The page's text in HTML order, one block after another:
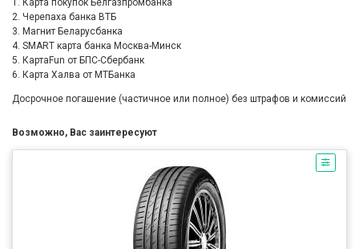
1. Карта покупок Белгазпромбанка
2. Черепаха банка ВТБ
3. Магнит Беларусбанка
4. SMART карта банка Москва-Минск
5. КартаFun от БПС-Сбербанк
6. Карта Халва от МТБанка
Досрочное погашение (частичное или полное) без штрафов и комиссий
Возможно, Вас заинтересуют